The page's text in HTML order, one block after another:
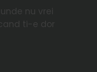
nu vrei
ti-e dor